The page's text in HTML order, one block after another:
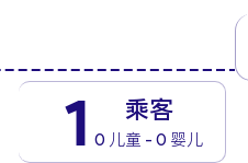
1 乘客
0 儿童 - 0 婴儿